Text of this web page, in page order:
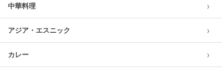
中華料理 ›
アジア・エスニック ›
カレー ›